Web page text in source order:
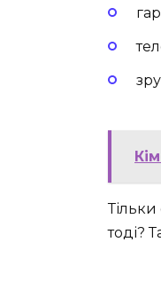
тоді?